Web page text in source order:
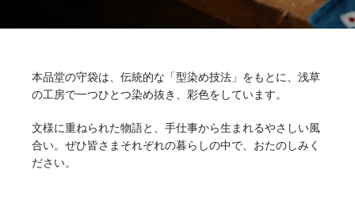
本品堂の守袋は、伝統的な「型染め技法」をもとに、浅草
の工房で一つひとつ染め抜き、彩色をしています。
文様に重ねられた物語と、手仕事から生まれるやさしい風
合い。ぜひ皆さまそれぞれの暮らしの中で、おたのしみく
ださい。